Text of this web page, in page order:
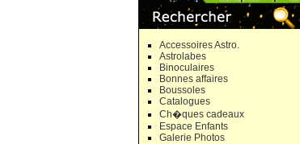
Accessoires Astro.
Astrolabes
Binoculaires
Bonnes affaires
Boussoles
Catalogues
Ch�ques cadeaux
Espace Enfants
Galerie Photos